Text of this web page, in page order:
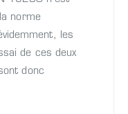
norme
les
de ces deux
donc